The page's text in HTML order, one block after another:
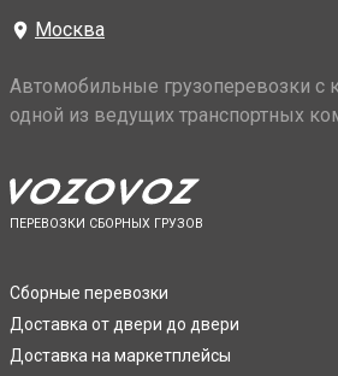
Москва
Автомобильные грузоперевозки с
одной из ведущих транспортных
ПЕРЕВОЗКИ СБОРНЫХ ГРУЗОВ
Сборные перевозки
Доставка от двери до двери
Доставка на маркетплейсы